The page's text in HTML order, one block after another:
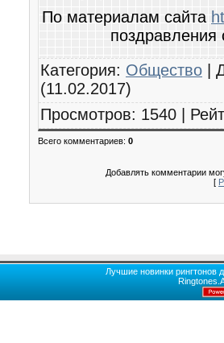
По материалам сайта
Категория: Общество |
(11.02.2017)
Просмотров: 1540 |
Всего комментариев: 0
Добавлять комментарии
[
Лучшие новинки рингтонов